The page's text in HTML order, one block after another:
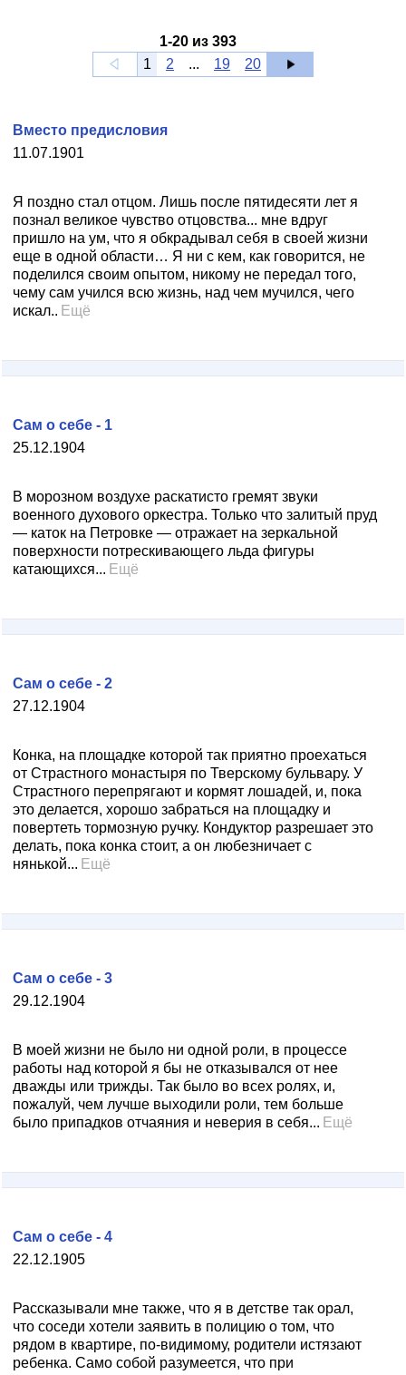
1-20 из393
1
2 ... 19 20
11.07.1901
Вместо предисловия
Я поздно стал отцом. Лишь после пятидесяти лет я
познал великое чувство отцовства... мне вдруг
пришло на ум, что я обкрадывал себя в своей жизни
еще в одной области… Я ни с кем, как говорится, не
поделился своим опытом, никому не передал того,
чему сам учился всю жизнь, над чем мучился, чего
искал.. Ещё
25.12.1904
Сам о себе - 1
В морозном воздухе раскатисто гремят звуки
военного духового оркестра. Только что залитый пруд
— каток на Петровке — отражает на зеркальной
поверхности потрескивающего льда фигуры
катающихся... Ещё
27.12.1904
Сам о себе - 2
Конка, на площадке которой так приятно проехаться
от Страстного монастыря по Тверскому бульвару. У
Страстного перепрягают и кормят лошадей, и, пока
это делается, хорошо забраться на площадку и
повертеть тормозную ручку. Кондуктор разрешает это
делать, пока конка стоит, а он любезничает с
нянькой... Ещё
29.12.1904
Сам о себе - 3
В моей жизни не было ни одной роли, в процессе
работы над которой я бы не отказывался от нее
дважды или трижды. Так было во всех ролях, и,
пожалуй, чем лучше выходили роли, тем больше
было припадков отчаяния и неверия в себя... Ещё
22.12.1905
Сам о себе - 4
Рассказывали мне также, что я в детстве так орал,
что соседи хотели заявить в полицию о том, что
рядом в квартире, по-видимому, родители истязают
ребенка. Само собой разумеется, что при